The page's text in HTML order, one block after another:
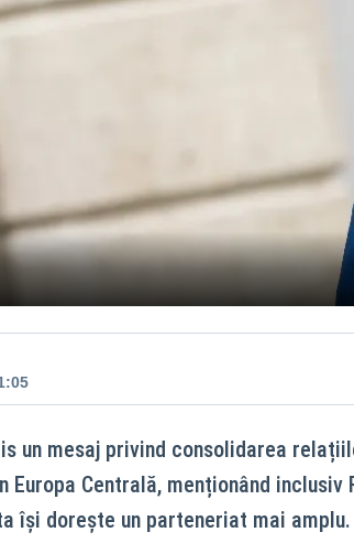
un mesaj privind consolidarea
Centrală, menționând inclusiv
își dorește un parteneriat mai amplu.